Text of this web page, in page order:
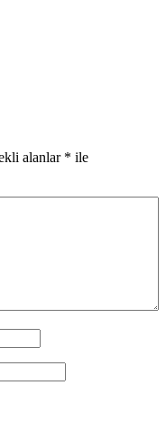
alanlar * ile